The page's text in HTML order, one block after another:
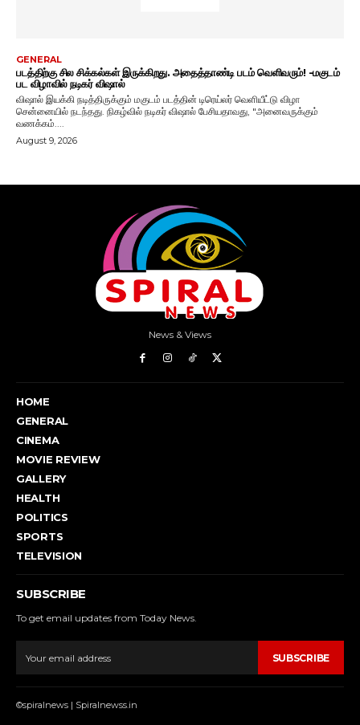
News & Views
HOME
GENERAL
CINEMA
MOVIE REVIEW
GALLERY
HEALTH
POLITICS
SPORTS
TELEVISION
SUBSCRIBE
To get email updates from Today News.
SUBSCRIBE
©spiralnews | Spiralnewss.in